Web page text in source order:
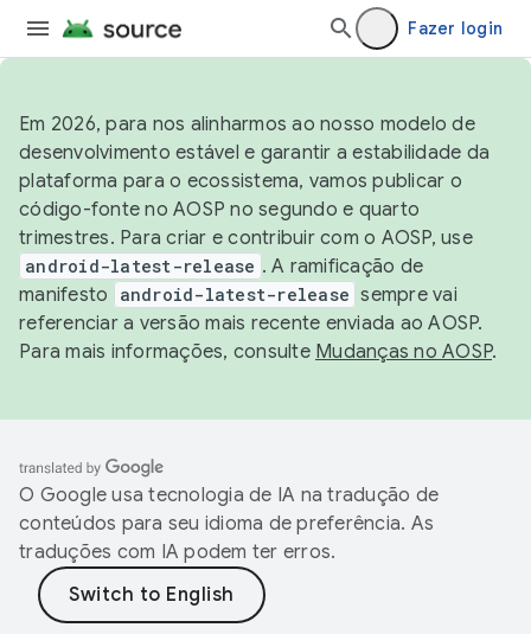
Fazer login
Em 2026, para nos alinharmos ao nosso modelo de
desenvolvimento estável e garantir a estabilidade da
plataforma para o ecossistema, vamos publicar o
código-fonte no AOSP no segundo e quarto
trimestres. Para criar e contribuir com o AOSP, use
android-latest-release . A ramificação de
manifesto
android-latest-release sempre vai
referenciar a versão mais recente enviada ao AOSP.
Para mais informações, consulte Mudanças no AOSP.
O Google usa tecnologia de IA na tradução de
conteúdos para seu idioma de preferência. As
traduções com IA podem ter erros.